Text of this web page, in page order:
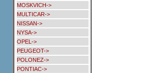
MOSKVICH->
MULTICAR->
NISSAN->
NYSA->
OPEL->
PEUGEOT->
POLONEZ->
PONTIAC->